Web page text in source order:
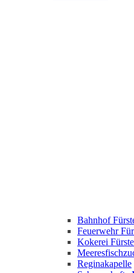
Bahnhof
Feuerwehr
Kokerei
Reginakapelle